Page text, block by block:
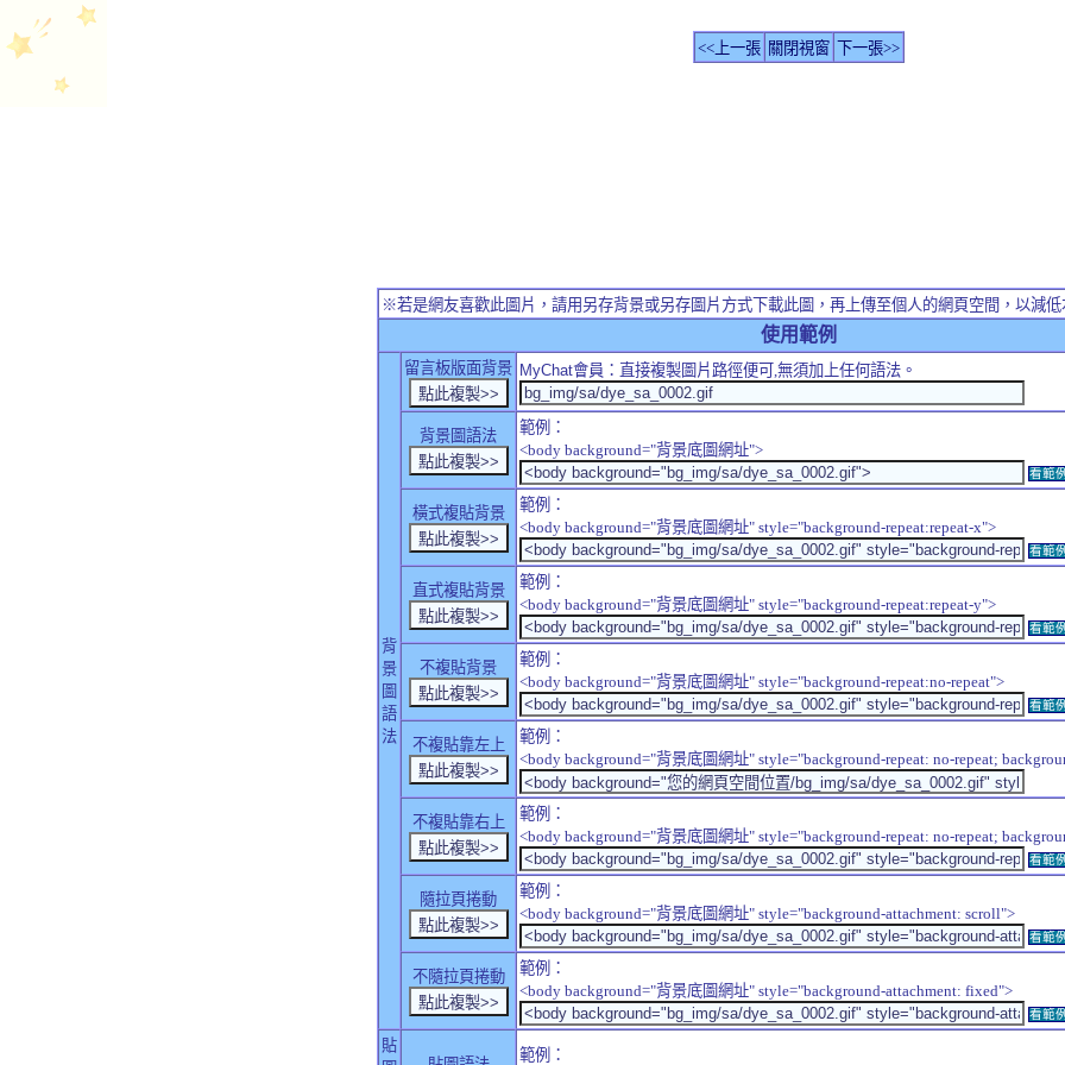
<<上一張 關閉視窗 下一張>>
※若是網友喜歡此圖片，請用另存背景或另存圖片方式下載此圖，再上傳至個人的網頁空間，以減低
使用範例
背
景
圖
語
法
留言板版面背景 MyChat會員：直接複製圖片路徑便可,無須加上任何語法。
背景圖語法
範例：
<body background="背景底圖網址">
看範例
橫式複貼背景
範例：
<body background="背景底圖網址" style="background-repeat:repeat-x">
看範例
直式複貼背景
範例：
<body background="背景底圖網址" style="background-repeat:repeat-y">
看範例
不複貼背景
範例：
<body background="背景底圖網址" style="background-repeat:no-repeat">
看範例
不複貼靠左上
範例：
<body background="背景底圖網址" style="background-repeat: no-repeat;
不複貼靠右上
範例：
<body background="背景底圖網址" style="background-repeat: no-repeat;
看範例
隨拉頁捲動
範例：
<body background="背景底圖網址" style="background-attachment: scroll">
看範例
不隨拉頁捲動
範例：
<body background="背景底圖網址" style="background-attachment: fixed">
看範例
貼
範例：